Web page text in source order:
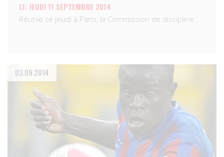
L1: JEUDI 11 SEPTEMBRE 2014
Réunie ce jeudi à Paris, la Commission de discipline…
03.09.2014